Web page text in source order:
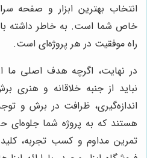
انتخاب بهترین ابزار و صفحه
خاص شما است. به خاطر داشته
راه موفقیت در هر پروژه‌ای است.
در نهایت، اگرچه هدف اصلی ما
نباید از جنبه خلاقانه و
اندازه‌گیری، ظرافت در برش و
هستند که به پروژه شما جلوه‌ای
تمرین مداوم و کسب تجربه،